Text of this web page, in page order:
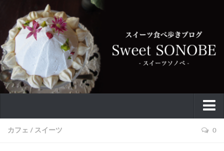
特集
カフェ / スイーツ 0